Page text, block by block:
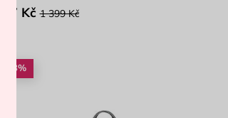
797 Kč 1 399 Kč
-48%